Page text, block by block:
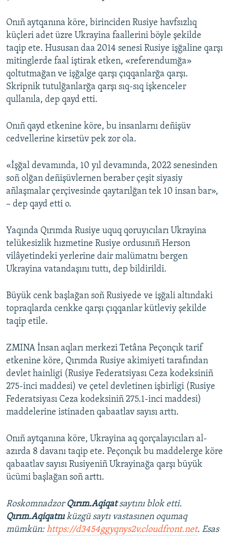
Onıñ aytqanına köre, birinciden Rusiye havfsızlıq
küçleri adet üzre Ukrayina faallerini böyle şekilde
taqip ete. Hususan daa 2014 senesi Rusiye işğaline qarşı
mitinglerde faal iştirak etken, «referendumğa»
qoltutmağan ve işğalge qarşı çıqqanlarğa qarşı.
Skripnik tutulğanlarğa qarşı sıq-sıq işkenceler
qullanıla, dep qayd etti.
Onıñ qayd etkenine köre, bu insanlarnı deñişüv
cedvellerine kirsetüv pek zor ola.
«İşğal devamında, 10 yıl devamında, 2022 senesinden
soñ olğan deñişüvlernen beraber çeşit siyasiy
añlaşmalar çerçivesinde qaytarılğan tek 10 insan bar»,
– dep qayd etti o.
Yaqında Qırımda Rusiye uquq qoruyıcıları Ukrayina
telükesizlik hızmetine Rusiye ordusınıñ Herson
vilâyetindeki yerlerine dair malümatnı bergen
Ukrayina vatandaşını tuttı, dep bildirildi.
Büyük cenk başlağan soñ Rusiyede ve işğali altındaki
topraqlarda cenkke qarşı çıqqanlar kütleviy şekilde
taqip etile.
ZMINA İnsan aqları merkezi Tetâna Peçonçık tarif
etkenine köre, Qırımda Rusiye akimiyeti tarafından
devlet hainligi (Rusiye Federatsiyası Ceza kodeksiniñ
275-inci maddesi) ve çetel devletinen işbirligi (Rusiye
Federatsiyası Ceza kodeksiniñ 275.1-inci maddesi)
maddelerine istinaden qabaatlav sayısı arttı.
Onıñ aytqanına köre, Ukrayina aq qorçalayıcıları al-
azırda 8 davanı taqip ete. Peçonçık bu maddelerge köre
qabaatlav sayısı Rusiyeniñ Ukrayinağa qarşı büyük
ücümi başlağan soñ arttı.
Roskomnadzor Qırım.Aqiqatsaytını blok etti.
Qırım.Aqiqatnıküzgü saytı vastasınen oqumaq
mümkün:https://d3454ggyqnys2v.cloudfront.net. Esas